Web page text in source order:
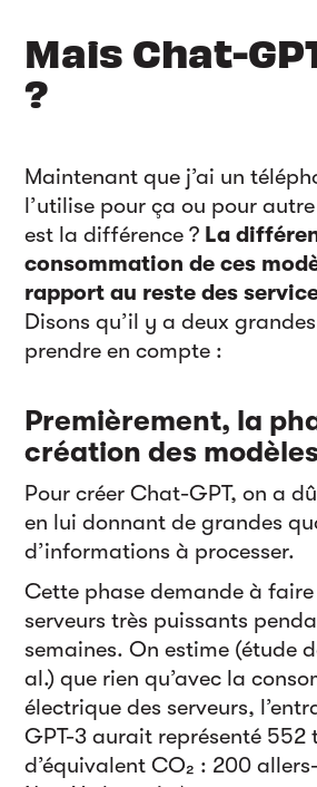
Mais Chat-
?
Maintenant que j’ai un
l’utilise pour ça ou pour
est la différence ? La
consommation de ces
rapport au reste des
Disons qu’il y a deux
prendre en compte :
Premièrement, la
création des
Pour créer Chat-GPT, on a
en lui donnant de grandes
d’informations à processer.
Cette phase demande à
serveurs très puissants
semaines. On estime (étude
al.) que rien qu’avec la
électrique des serveurs,
GPT-3 aurait représenté 552
d’équivalent CO₂ : 200